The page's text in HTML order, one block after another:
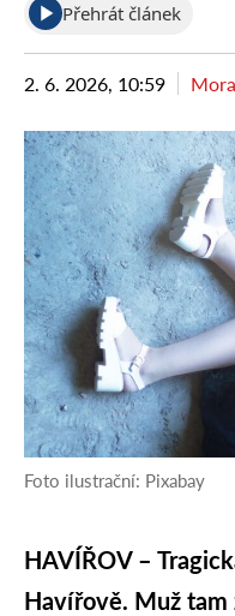
Přehrát článek
2. 6. 2026, 10:59
Foto ilustrační: Pixabay
HAVÍŘOV –
Havířově. Muž tam